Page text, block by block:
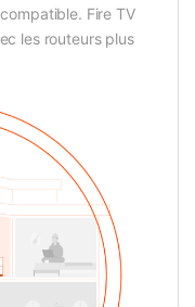
Fire TV
les routeurs plus